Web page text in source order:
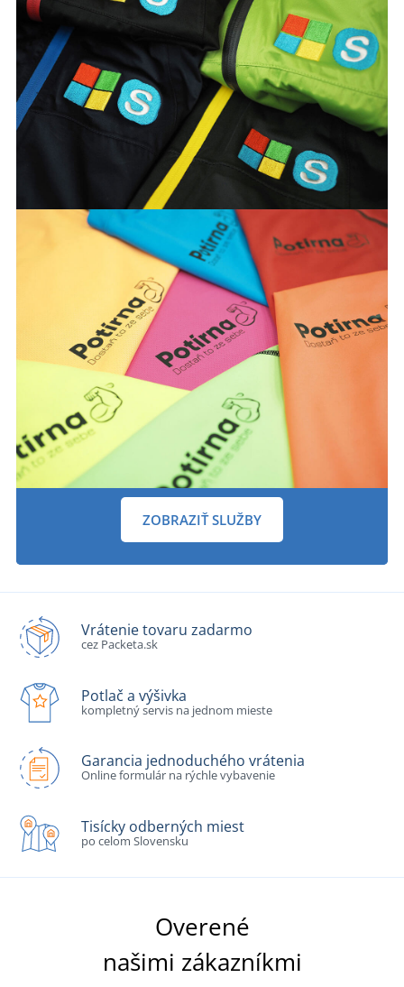
ZOBRAZIŤ SLUŽBY
Vrátenie tovaru zadarmo
cez Packeta.sk
Potlač a výšivka
kompletný servis na jednom mieste
Garancia jednoduchého vrátenia
Online formulár na rýchle vybavenie
Tisícky odberných miest
po celom Slovensku
Overené
našimi zákazníkmi